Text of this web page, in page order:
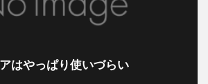
はやっぱり使いづらい